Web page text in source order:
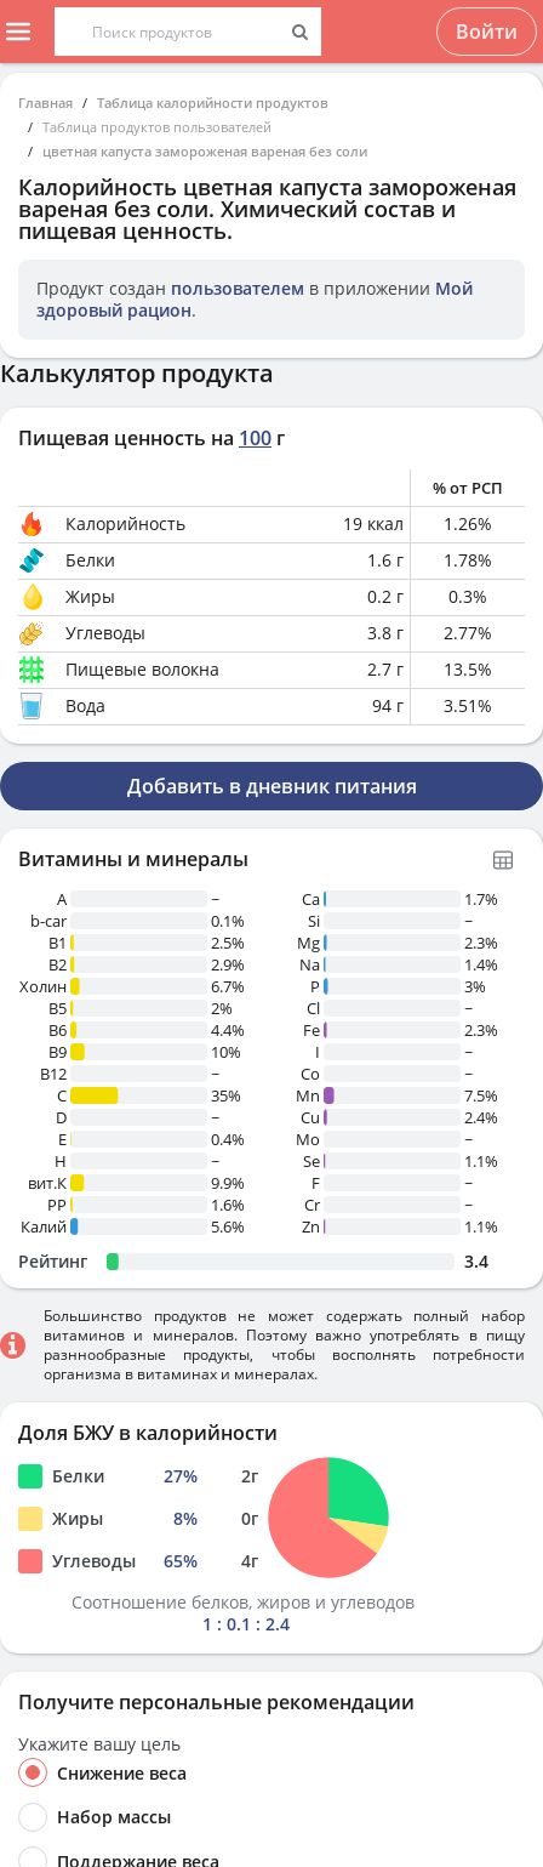
Войти
Главная
Таблица калорийности продуктов
Таблица продуктов пользователей
цветная капуста замороженая вареная без соли
Калорийность цветная капуста замороженая
вареная без соли. Химический состав и
пищевая ценность.
Продукт создан пользователем в приложении Мой
здоровый рацион.
Калькулятор продукта
Пищевая ценность на 100 г
% от РСП
Калорийность 19 ккал 1.26%
Белки
1.6 г 1.78%
Жиры
0.2 г 0.3%
Углеводы
3.8 г 2.77%
Пищевые волокна
2.7 г 13.5%
Вода
94 г 3.51%
Добавить в дневник питания
Витамины и минералы
A
~
b-car
0.1%
В1
2.5%
B2
2.9%
Холин
6.7%
B5
2%
B6
4.4%
B9
10%
B12
~
C
35%
D
~
E
0.4%
H
~
вит.К
9.9%
PP
1.6%
Калий
5.6%
Ca
1.7%
Si
~
Mg
2.3%
Na
1.4%
P
3%
Cl
~
Fe
2.3%
I
~
Co
~
Mn
7.5%
Cu
2.4%
Mo
~
Se
1.1%
F
~
Cr
~
Zn
1.1%
Рейтинг 3.4
Большинство продуктов не может содержать полный набор
витаминов и минералов. Поэтому важно употреблять в пищу
разннообразные продукты, чтобы восполнять потребности
организма в витаминах и минералах.
Доля БЖУ в калорийности
Белки 27% 2г
Жиры
8% 0г
Углеводы
65% 4г
Соотношение белков, жиров и углеводов
1 : 0.1 : 2.4
Получите персональные рекомендации
Укажите вашу цель
Снижение веса
Набор массы
Поддержание веса